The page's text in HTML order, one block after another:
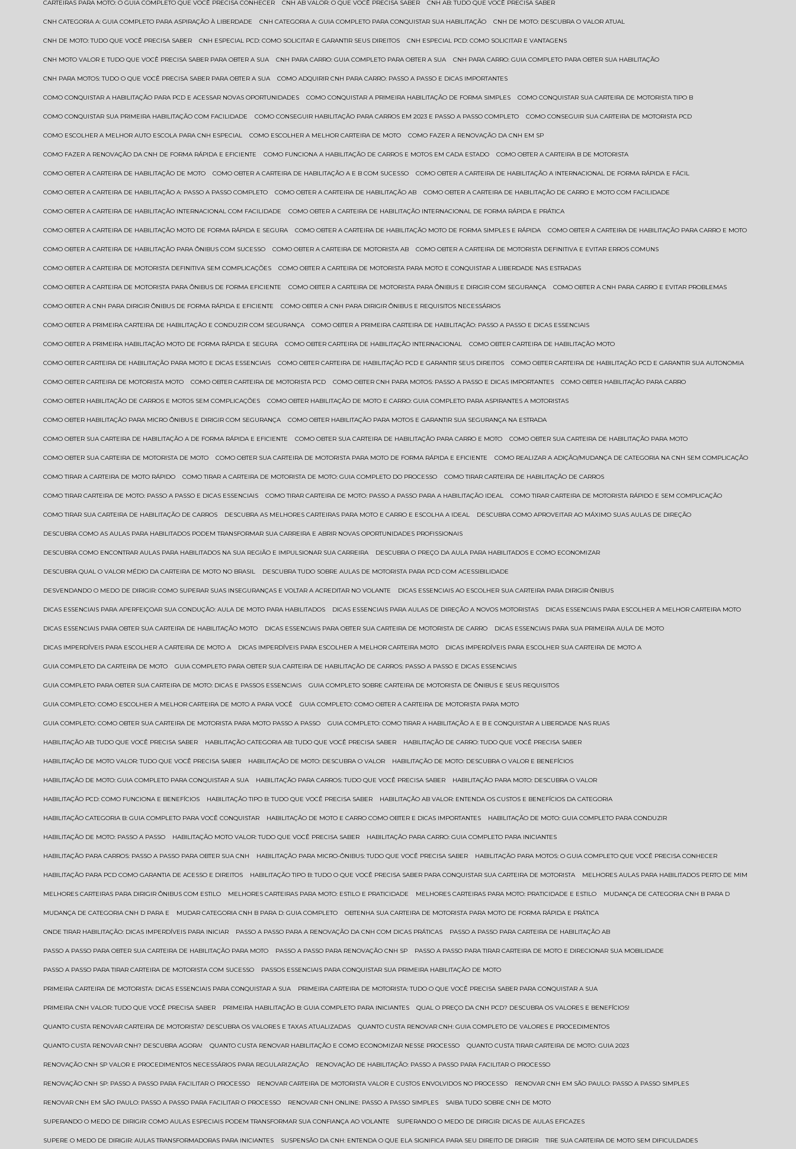
CARTEIRAS PARA MOTO: O GUIA COMPLETO QUE VOCÊ PRECISA CONHECER CNH AB VALOR: O QUE VOCÊ PRECISA SABER CNH AB: TUDO QUE VOCÊ PRECISA SABER
CNH CATEGORIA A: GUIA COMPLETO PARA ASPIRAÇÃO À LIBERDADE CNH CATEGORIA A: GUIA COMPLETO PARA CONQUISTAR SUA HABILITAÇÃO CNH DE MOTO: DESCUBRA O VALOR ATUAL
CNH DE MOTO: TUDO QUE VOCÊ PRECISA SABER CNH ESPECIAL PCD: COMO SOLICITAR E GARANTIR SEUS DIREITOS CNH ESPECIAL PCD: COMO SOLICITAR E VANTAGENS
CNH MOTO VALOR E TUDO QUE VOCÊ PRECISA SABER PARA OBTER A SUA CNH PARA CARRO: GUIA COMPLETO PARA OBTER A SUA CNH PARA CARRO: GUIA COMPLETO PARA OBTER SUA HABILITAÇÃO
CNH PARA MOTOS: TUDO O QUE VOCÊ PRECISA SABER PARA OBTER A SUA COMO ADQUIRIR CNH PARA CARRO: PASSO A PASSO E DICAS IMPORTANTES
COMO CONQUISTAR A HABILITAÇÃO PARA PCD E ACESSAR NOVAS OPORTUNIDADES COMO CONQUISTAR A PRIMEIRA HABILITAÇÃO DE FORMA SIMPLES COMO CONQUISTAR SUA CARTEIRA DE MOTORISTA TIPO B
COMO CONQUISTAR SUA PRIMEIRA HABILITAÇÃO COM FACILIDADE COMO CONSEGUIR HABILITAÇÃO PARA CARROS EM 2023 E PASSO A PASSO COMPLETO COMO CONSEGUIR SUA CARTEIRA DE MOTORISTA PCD
COMO ESCOLHER A MELHOR AUTO ESCOLA PARA CNH ESPECIAL COMO ESCOLHER A MELHOR CARTEIRA DE MOTO COMO FAZER A RENOVAÇÃO DA CNH EM SP
COMO FAZER A RENOVAÇÃO DA CNH DE FORMA RÁPIDA E EFICIENTE COMO FUNCIONA A HABILITAÇÃO DE CARROS E MOTOS EM CADA ESTADO COMO OBTER A CARTEIRA B DE MOTORISTA
COMO OBTER A CARTEIRA DE HABILITAÇÃO DE MOTO COMO OBTER A CARTEIRA DE HABILITAÇÃO A E B COM SUCESSO COMO OBTER A CARTEIRA DE HABILITAÇÃO A INTERNACIONAL DE FORMA RÁPIDA E FÁCIL
COMO OBTER A CARTEIRA DE HABILITAÇÃO A: PASSO A PASSO COMPLETO COMO OBTER A CARTEIRA DE HABILITAÇÃO AB COMO OBTER A CARTEIRA DE HABILITAÇÃO DE CARRO E MOTO COM FACILIDADE
COMO OBTER A CARTEIRA DE HABILITAÇÃO INTERNACIONAL COM FACILIDADE COMO OBTER A CARTEIRA DE HABILITAÇÃO INTERNACIONAL DE FORMA RÁPIDA E PRÁTICA
COMO OBTER A CARTEIRA DE HABILITAÇÃO MOTO DE FORMA RÁPIDA E SEGURA COMO OBTER A CARTEIRA DE HABILITAÇÃO MOTO DE FORMA SIMPLES E RÁPIDA COMO OBTER A CARTEIRA DE HABILITAÇÃO PARA CARRO E MOTO
COMO OBTER A CARTEIRA DE HABILITAÇÃO PARA ÔNIBUS COM SUCESSO COMO OBTER A CARTEIRA DE MOTORISTA AB COMO OBTER A CARTEIRA DE MOTORISTA DEFINITIVA E EVITAR ERROS COMUNS
COMO OBTER A CARTEIRA DE MOTORISTA DEFINITIVA SEM COMPLICAÇÕES COMO OBTER A CARTEIRA DE MOTORISTA PARA MOTO E CONQUISTAR A LIBERDADE NAS ESTRADAS
COMO OBTER A CARTEIRA DE MOTORISTA PARA ÔNIBUS DE FORMA EFICIENTE COMO OBTER A CARTEIRA DE MOTORISTA PARA ÔNIBUS E DIRIGIR COM SEGURANÇA COMO OBTER A CNH PARA CARRO E EVITAR PROBLEMAS
COMO OBTER A CNH PARA DIRIGIR ÔNIBUS DE FORMA RÁPIDA E EFICIENTE COMO OBTER A CNH PARA DIRIGIR ÔNIBUS E REQUISITOS NECESSÁRIOS
COMO OBTER A PRIMEIRA CARTEIRA DE HABILITAÇÃO E CONDUZIR COM SEGURANÇA COMO OBTER A PRIMEIRA CARTEIRA DE HABILITAÇÃO: PASSO A PASSO E DICAS ESSENCIAIS
COMO OBTER A PRIMEIRA HABILITAÇÃO MOTO DE FORMA RÁPIDA E SEGURA COMO OBTER CARTEIRA DE HABILITAÇÃO INTERNACIONAL COMO OBTER CARTEIRA DE HABILITAÇÃO MOTO
COMO OBTER CARTEIRA DE HABILITAÇÃO PARA MOTO E DICAS ESSENCIAIS COMO OBTER CARTEIRA DE HABILITAÇÃO PCD E GARANTIR SEUS DIREITOS COMO OBTER CARTEIRA DE HABILITAÇÃO PCD E GARANTIR SUA AUTONOMIA
COMO OBTER CARTEIRA DE MOTORISTA MOTO COMO OBTER CARTEIRA DE MOTORISTA PCD COMO OBTER CNH PARA MOTOS: PASSO A PASSO E DICAS IMPORTANTES COMO OBTER HABILITAÇÃO PARA CARRO
COMO OBTER HABILITAÇÃO DE CARROS E MOTOS SEM COMPLICAÇÕES COMO OBTER HABILITAÇÃO DE MOTO E CARRO: GUIA COMPLETO PARA ASPIRANTES A MOTORISTAS
COMO OBTER HABILITAÇÃO PARA MICRO ÔNIBUS E DIRIGIR COM SEGURANÇA COMO OBTER HABILITAÇÃO PARA MOTOS E GARANTIR SUA SEGURANÇA NA ESTRADA
COMO OBTER SUA CARTEIRA DE HABILITAÇÃO A DE FORMA RÁPIDA E EFICIENTE COMO OBTER SUA CARTEIRA DE HABILITAÇÃO PARA CARRO E MOTO COMO OBTER SUA CARTEIRA DE HABILITAÇÃO PARA MOTO
COMO OBTER SUA CARTEIRA DE MOTORISTA DE MOTO COMO OBTER SUA CARTEIRA DE MOTORISTA PARA MOTO DE FORMA RÁPIDA E EFICIENTE COMO REALIZAR A ADIÇÃO/MUDANÇA DE CATEGORIA NA CNH SEM COMPLICAÇÃO
COMO TIRAR A CARTEIRA DE MOTO RÁPIDO COMO TIRAR A CARTEIRA DE MOTORISTA DE MOTO: GUIA COMPLETO DO PROCESSO COMO TIRAR CARTEIRA DE HABILITAÇÃO DE CARROS
COMO TIRAR CARTEIRA DE MOTO: PASSO A PASSO E DICAS ESSENCIAIS COMO TIRAR CARTEIRA DE MOTO: PASSO A PASSO PARA A HABILITAÇÃO IDEAL COMO TIRAR CARTEIRA DE MOTORISTA RÁPIDO E SEM COMPLICAÇÃO
COMO TIRAR SUA CARTEIRA DE HABILITAÇÃO DE CARROS DESCUBRA AS MELHORES CARTEIRAS PARA MOTO E CARRO E ESCOLHA A IDEAL DESCUBRA COMO APROVEITAR AO MÁXIMO SUAS AULAS DE DIREÇÃO
DESCUBRA COMO AS AULAS PARA HABILITADOS PODEM TRANSFORMAR SUA CARREIRA E ABRIR NOVAS OPORTUNIDADES PROFISSIONAIS
DESCUBRA COMO ENCONTRAR AULAS PARA HABILITADOS NA SUA REGIÃO E IMPULSIONAR SUA CARREIRA DESCUBRA O PREÇO DA AULA PARA HABILITADOS E COMO ECONOMIZAR
DESCUBRA QUAL O VALOR MÉDIO DA CARTEIRA DE MOTO NO BRASIL DESCUBRA TUDO SOBRE AULAS DE MOTORISTA PARA PCD COM ACESSIBILIDADE
DESVENDANDO O MEDO DE DIRIGIR: COMO SUPERAR SUAS INSEGURANÇAS E VOLTAR A ACREDITAR NO VOLANTE DICAS ESSENCIAIS AO ESCOLHER SUA CARTEIRA PARA DIRIGIR ÔNIBUS
DICAS ESSENCIAIS PARA APERFEIÇOAR SUA CONDUÇÃO: AULA DE MOTO PARA HABILITADOS DICAS ESSENCIAIS PARA AULAS DE DIREÇÃO A NOVOS MOTORISTAS DICAS ESSENCIAIS PARA ESCOLHER A MELHOR CARTEIRA MOTO
DICAS ESSENCIAIS PARA OBTER SUA CARTEIRA DE HABILITAÇÃO MOTO DICAS ESSENCIAIS PARA OBTER SUA CARTEIRA DE MOTORISTA DE CARRO DICAS ESSENCIAIS PARA SUA PRIMEIRA AULA DE MOTO
DICAS IMPERDÍVEIS PARA ESCOLHER A CARTEIRA DE MOTO A DICAS IMPERDÍVEIS PARA ESCOLHER A MELHOR CARTEIRA MOTO DICAS IMPERDÍVEIS PARA ESCOLHER SUA CARTEIRA DE MOTO A
GUIA COMPLETO DA CARTEIRA DE MOTO GUIA COMPLETO PARA OBTER SUA CARTEIRA DE HABILITAÇÃO DE CARROS: PASSO A PASSO E DICAS ESSENCIAIS
GUIA COMPLETO PARA OBTER SUA CARTEIRA DE MOTO: DICAS E PASSOS ESSENCIAIS GUIA COMPLETO SOBRE CARTEIRA DE MOTORISTA DE ÔNIBUS E SEUS REQUISITOS
GUIA COMPLETO: COMO ESCOLHER A MELHOR CARTEIRA DE MOTO A PARA VOCÊ GUIA COMPLETO: COMO OBTER A CARTEIRA DE MOTORISTA PARA MOTO
GUIA COMPLETO: COMO OBTER SUA CARTEIRA DE MOTORISTA PARA MOTO PASSO A PASSO GUIA COMPLETO: COMO TIRAR A HABILITAÇÃO A E B E CONQUISTAR A LIBERDADE NAS RUAS
HABILITAÇÃO AB: TUDO QUE VOCÊ PRECISA SABER HABILITAÇÃO CATEGORIA AB: TUDO QUE VOCÊ PRECISA SABER HABILITAÇÃO DE CARRO: TUDO QUE VOCÊ PRECISA SABER
HABILITAÇÃO DE MOTO VALOR: TUDO QUE VOCÊ PRECISA SABER HABILITAÇÃO DE MOTO: DESCUBRA O VALOR HABILITAÇÃO DE MOTO: DESCUBRA O VALOR E BENEFÍCIOS
HABILITAÇÃO DE MOTO: GUIA COMPLETO PARA CONQUISTAR A SUA HABILITAÇÃO PARA CARROS: TUDO QUE VOCÊ PRECISA SABER HABILITAÇÃO PARA MOTO: DESCUBRA O VALOR
HABILITAÇÃO PCD: COMO FUNCIONA E BENEFÍCIOS HABILITAÇÃO TIPO B: TUDO QUE VOCÊ PRECISA SABER HABILITAÇÃO AB VALOR: ENTENDA OS CUSTOS E BENEFÍCIOS DA CATEGORIA
HABILITAÇÃO CATEGORIA B: GUIA COMPLETO PARA VOCÊ CONQUISTAR HABILITAÇÃO DE MOTO E CARRO COMO OBTER E DICAS IMPORTANTES HABILITAÇÃO DE MOTO: GUIA COMPLETO PARA CONDUZIR
HABILITAÇÃO DE MOTO: PASSO A PASSO HABILITAÇÃO MOTO VALOR: TUDO QUE VOCÊ PRECISA SABER HABILITAÇÃO PARA CARRO: GUIA COMPLETO PARA INICIANTES
HABILITAÇÃO PARA CARROS: PASSO A PASSO PARA OBTER SUA CNH HABILITAÇÃO PARA MICRO-ÔNIBUS: TUDO QUE VOCÊ PRECISA SABER HABILITAÇÃO PARA MOTOS: O GUIA COMPLETO QUE VOCÊ PRECISA CONHECER
HABILITAÇÃO PARA PCD COMO GARANTIA DE ACESSO E DIREITOS HABILITAÇÃO TIPO B: TUDO O QUE VOCÊ PRECISA SABER PARA CONQUISTAR SUA CARTEIRA DE MOTORISTA MELHORES AULAS PARA HABILITADOS PERTO DE MIM
MELHORES CARTEIRAS PARA DIRIGIR ÔNIBUS COM ESTILO MELHORES CARTEIRAS PARA MOTO: ESTILO E PRATICIDADE MELHORES CARTEIRAS PARA MOTO: PRATICIDADE E ESTILO MUDANÇA DE CATEGORIA CNH B PARA D
MUDANÇA DE CATEGORIA CNH D PARA E MUDAR CATEGORIA CNH B PARA D: GUIA COMPLETO OBTENHA SUA CARTEIRA DE MOTORISTA PARA MOTO DE FORMA RÁPIDA E PRÁTICA
ONDE TIRAR HABILITAÇÃO: DICAS IMPERDÍVEIS PARA INICIAR PASSO A PASSO PARA A RENOVAÇÃO DA CNH COM DICAS PRÁTICAS PASSO A PASSO PARA CARTEIRA DE HABILITAÇÃO AB
PASSO A PASSO PARA OBTER SUA CARTEIRA DE HABILITAÇÃO PARA MOTO PASSO A PASSO PARA RENOVAÇÃO CNH SP PASSO A PASSO PARA TIRAR CARTEIRA DE MOTO E DIRECIONAR SUA MOBILIDADE
PASSO A PASSO PARA TIRAR CARTEIRA DE MOTORISTA COM SUCESSO PASSOS ESSENCIAIS PARA CONQUISTAR SUA PRIMEIRA HABILITAÇÃO DE MOTO
PRIMEIRA CARTEIRA DE MOTORISTA: DICAS ESSENCIAIS PARA CONQUISTAR A SUA PRIMEIRA CARTEIRA DE MOTORISTA: TUDO O QUE VOCÊ PRECISA SABER PARA CONQUISTAR A SUA
PRIMEIRA CNH VALOR: TUDO QUE VOCÊ PRECISA SABER PRIMEIRA HABILITAÇÃO B: GUIA COMPLETO PARA INICIANTES QUAL O PREÇO DA CNH PCD? DESCUBRA OS VALORES E BENEFÍCIOS!
QUANTO CUSTA RENOVAR CARTEIRA DE MOTORISTA? DESCUBRA OS VALORES E TAXAS ATUALIZADAS QUANTO CUSTA RENOVAR CNH: GUIA COMPLETO DE VALORES E PROCEDIMENTOS
QUANTO CUSTA RENOVAR CNH? DESCUBRA AGORA! QUANTO CUSTA RENOVAR HABILITAÇÃO E COMO ECONOMIZAR NESSE PROCESSO QUANTO CUSTA TIRAR CARTEIRA DE MOTO: GUIA 2023
RENOVAÇÃO CNH SP VALOR E PROCEDIMENTOS NECESSÁRIOS PARA REGULARIZAÇÃO RENOVAÇÃO DE HABILITAÇÃO: PASSO A PASSO PARA FACILITAR O PROCESSO
RENOVAÇÃO CNH SP: PASSO A PASSO PARA FACILITAR O PROCESSO RENOVAR CARTEIRA DE MOTORISTA VALOR E CUSTOS ENVOLVIDOS NO PROCESSO RENOVAR CNH EM SÃO PAULO: PASSO A PASSO SIMPLES
RENOVAR CNH EM SÃO PAULO: PASSO A PASSO PARA FACILITAR O PROCESSO RENOVAR CNH ONLINE: PASSO A PASSO SIMPLES SAIBA TUDO SOBRE CNH DE MOTO
SUPERANDO O MEDO DE DIRIGIR: COMO AULAS ESPECIAIS PODEM TRANSFORMAR SUA CONFIANÇA AO VOLANTE SUPERANDO O MEDO DE DIRIGIR: DICAS DE AULAS EFICAZES
SUPERE O MEDO DE DIRIGIR: AULAS TRANSFORMADORAS PARA INICIANTES SUSPENSÃO DA CNH: ENTENDA O QUE ELA SIGNIFICA PARA SEU DIREITO DE DIRIGIR TIRE SUA CARTEIRA DE MOTO SEM DIFICULDADES